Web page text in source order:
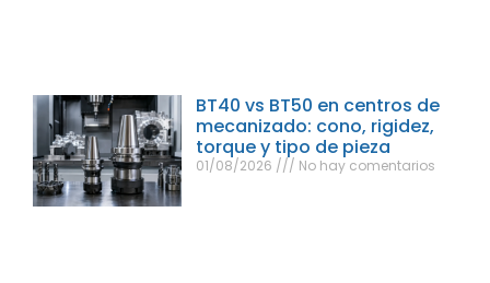
BT40 vs BT50 en centros de
mecanizado: cono, rigidez,
torque y tipo de pieza
01/08/2026 No hay comentarios